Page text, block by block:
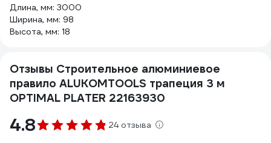
Длина, мм: 3000
Ширина, мм: 98
Высота, мм: 18
Отзывы Cтроительное алюминиевое
правило ALUKOMTOOLS трапеция 3 м
OPTIMAL PLATER 22163930
4.8 24 отзыва